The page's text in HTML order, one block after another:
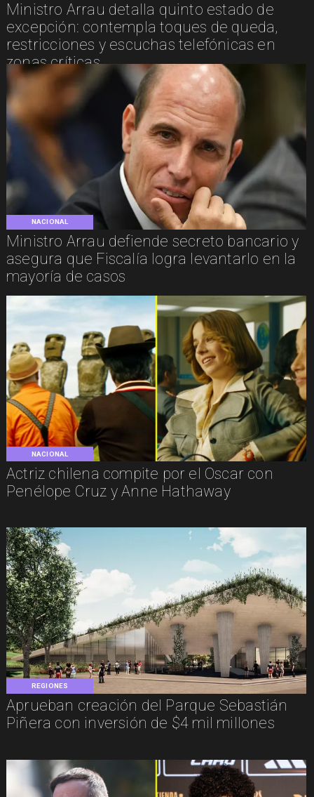
Ministro Arrau detalla quinto estado de
excepción: contempla toques de queda,
restricciones y escuchas telefónicas en
zonas críticas
NACIONAL
Ministro Arrau defiende secreto bancario y
asegura que Fiscalía logra levantarlo en la
mayoría de casos
NACIONAL
Actriz chilena compite por el Oscar con
Penélope Cruz y Anne Hathaway
REGIONES
Aprueban creación del Parque Sebastián
Piñera con inversión de $4 mil millones